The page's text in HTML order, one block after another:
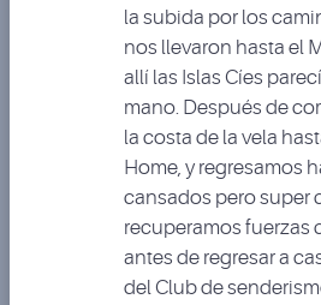
la subida por los
nos llevaron hasta el
allí las Islas Cíes
mano. Después de
la costa de la vela
Home, y regresamos
cansados pero super
recuperamos fuerzas
antes de regresar a
del Club de